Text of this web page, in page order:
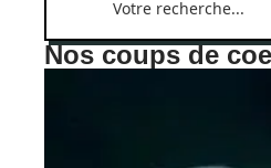
Nos coups de